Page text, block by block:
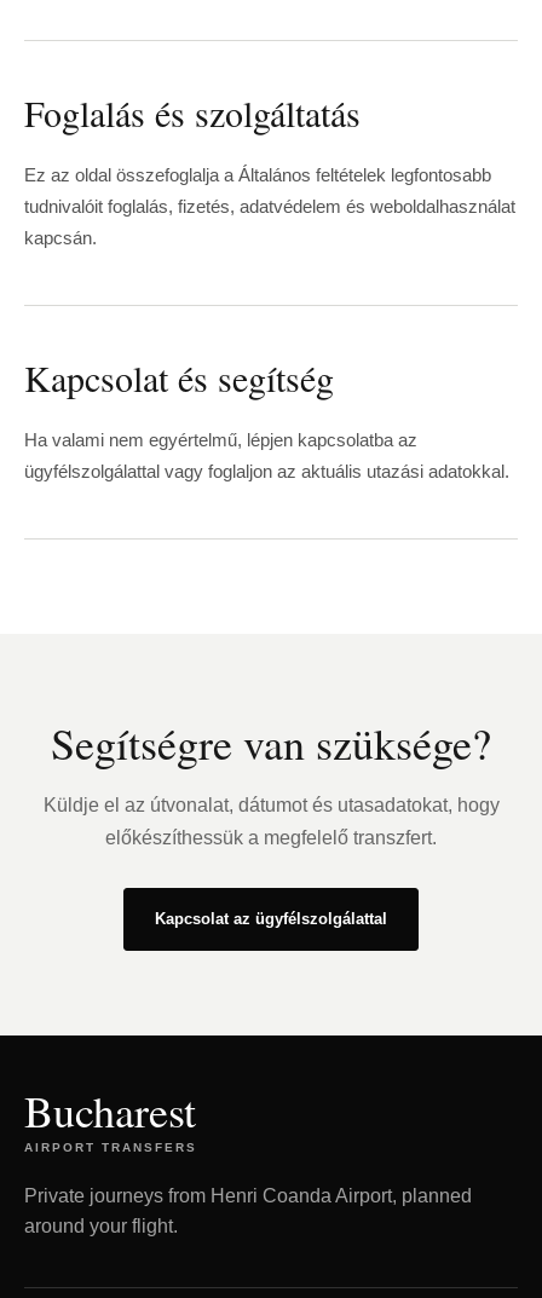
Foglalás és szolgáltatás
Ez az oldal összefoglalja a Általános feltételek legfontosabb
tudnivalóit foglalás, fizetés, adatvédelem és weboldalhasználat
kapcsán.
Kapcsolat és segítség
Ha valami nem egyértelmű, lépjen kapcsolatba az
ügyfélszolgálattal vagy foglaljon az aktuális utazási adatokkal.
Segítségre van szüksége?
Küldje el az útvonalat, dátumot és utasadatokat, hogy
előkészíthessük a megfelelő transzfert.
Kapcsolat az ügyfélszolgálattal
Bucharest
AIRPORT TRANSFERS
Private journeys from Henri Coanda Airport, planned
around your flight.